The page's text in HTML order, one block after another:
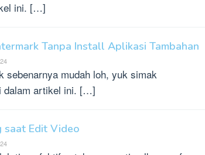
ini. […]
Tanpa Install Aplikasi Tambahan
sebenarnya mudah loh, yuk simak
dalam artikel ini. […]
saat Edit Video